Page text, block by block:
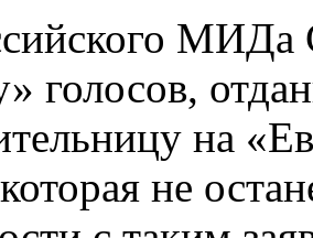
МИДа
голосов,
на
не